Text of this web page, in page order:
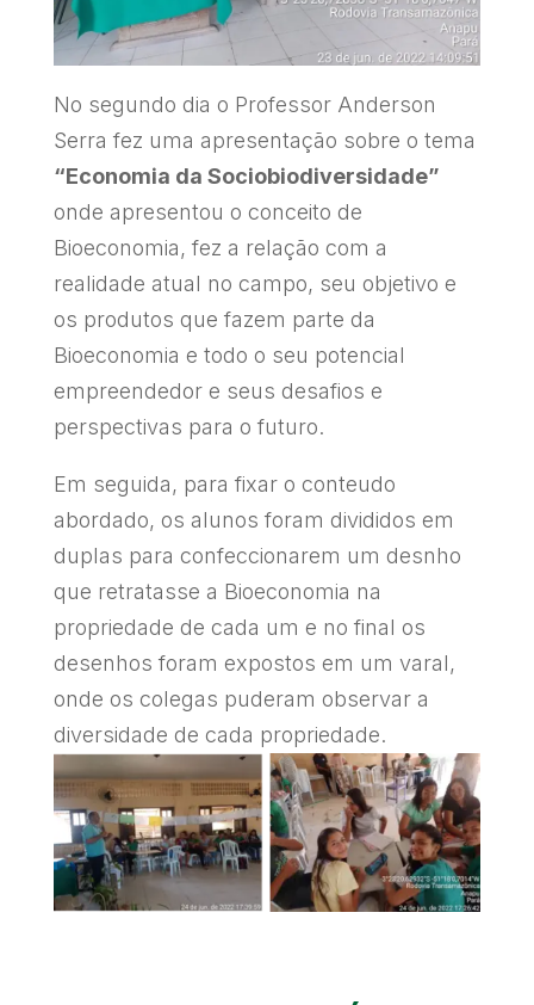
No segundo dia o Professor Anderson
Serra fez uma apresentação sobre o tema
“Economia da Sociobiodiversidade”
onde apresentou o conceito de
Bioeconomia, fez a relação com a
realidade atual no campo, seu objetivo e
os produtos que fazem parte da
Bioeconomia e todo o seu potencial
empreendedor e seus desafios e
perspectivas para o futuro.
Em seguida, para fixar o conteudo
abordado, os alunos foram divididos em
duplas para confeccionarem um desnho
que retratasse a Bioeconomia na
propriedade de cada um e no final os
desenhos foram expostos em um varal,
onde os colegas puderam observar a
diversidade de cada propriedade.